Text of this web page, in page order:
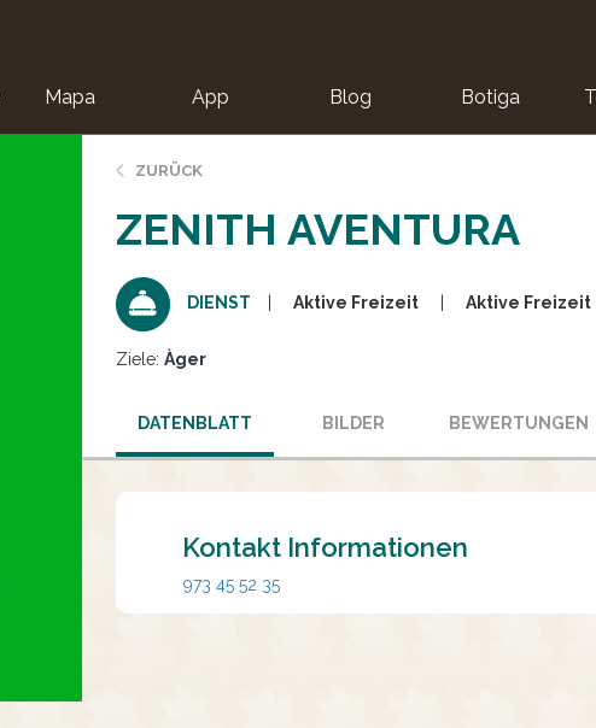
Mapa App Blog Botiga
ZURÜCK
ZENITH AVENTURA
DIENST Aktive Freizeit Aktive Freizeit
Ziele: Àger
DATENBLATT BILDER BEWERTUNGEN
Kontakt Informationen
973 45 52 35